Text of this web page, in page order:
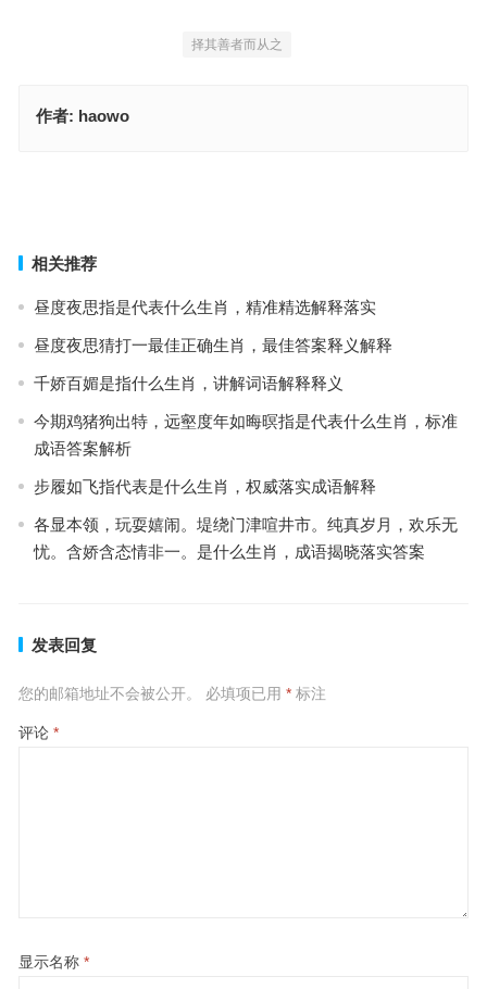
择其善者而从之
作者: haowo
相关推荐
昼度夜思指是代表什么生肖，精准精选解释落实
昼度夜思猜打一最佳正确生肖，最佳答案释义解释
千娇百媚是指什么生肖，讲解词语解释释义
今期鸡猪狗出特，远壑度年如晦暝指是代表什么生肖，标准
成语答案解析
步履如飞指代表是什么生肖，权威落实成语解释
各显本领，玩耍嬉闹。堤绕门津喧井市。纯真岁月，欢乐无
忧。含娇含态情非一。是什么生肖，成语揭晓落实答案
发表回复
您的邮箱地址不会被公开。 必填项已用 *标注
评论 *
显示名称 *